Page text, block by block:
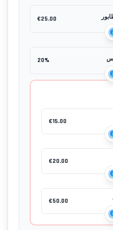
€25.00
20%
€15.00
€20.00
€50.00